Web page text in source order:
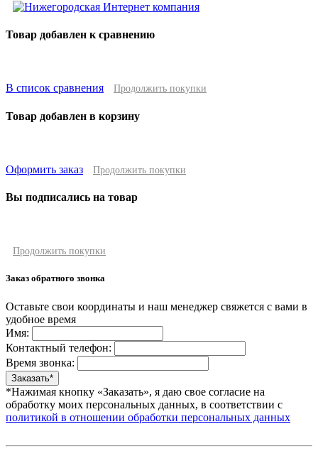
Товар добавлен к сравнению
В список сравнения Продолжить покупки
Товар добавлен в корзину
Оформить заказ Продолжить покупки
Вы подписались на товар
Продолжить покупки
Заказ обратного звонка
Оставьте свои координаты и наш менеджер свяжется с вами в
удобное время
Имя:
Контактный телефон:
Время звонка:
*Нажимая кнопку «Заказать», я даю свое согласие на
обработку моих персональных данных, в соответствии с
политикой в отношении обработки персональных данных